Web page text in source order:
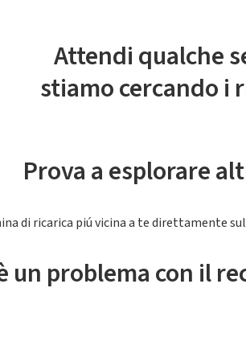
Attendi qualche
stiamo cercando i
Prova a esplorare
di ricarica piú vicina a te direttamente
un problema con il